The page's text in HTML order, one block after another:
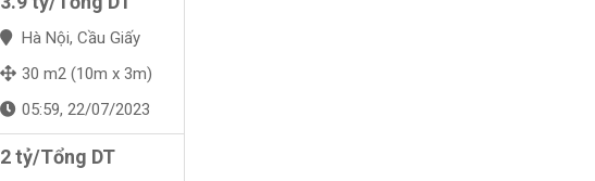
Hà Nội, Cầu Giấy
30 m2 (10m x 3m)
05:59, 22/07/2023
2 tỷ/Tổng DT